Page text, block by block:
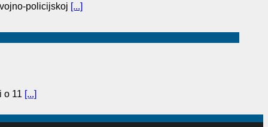
policijskoj [...]
o 11 [...]